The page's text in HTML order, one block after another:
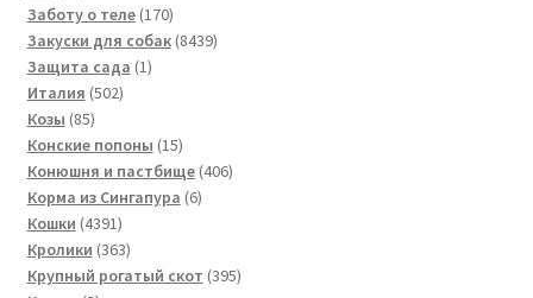
товаров
Заботу о теле 170170
товаров
Закуски для собак 84398439
Защита сада 11
Италия 502502
Козы 8585
товаров
Конские попоны 1515
товаров
Конюшня и пастбище 406406
Корма из Сингапура 66
Кошки 43914391
товар
Кролики 363363
товара
Крупный рогатый скот 395395